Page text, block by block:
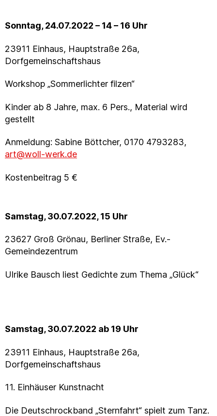
Sonntag, 24.07.2022 – 14 – 16 Uhr
23911 Einhaus, Hauptstraße 26a,
Dorfgemeinschaftshaus
Workshop „Sommerlichter filzen“
Kinder ab 8 Jahre, max. 6 Pers., Material wird
gestellt
Anmeldung: Sabine Böttcher, 0170 4793283,
art@woll-werk.de
Kostenbeitrag 5 €
Samstag, 30.07.2022, 15 Uhr
23627 Groß Grönau, Berliner Straße, Ev.-
Gemeindezentrum
Ulrike Bausch liest Gedichte zum Thema „Glück“
Samstag, 30.07.2022 ab 19 Uhr
23911 Einhaus, Hauptstraße 26a,
Dorfgemeinschaftshaus
11. Einhäuser Kunstnacht
Die Deutschrockband „Sternfahrt“ spielt zum Tanz.